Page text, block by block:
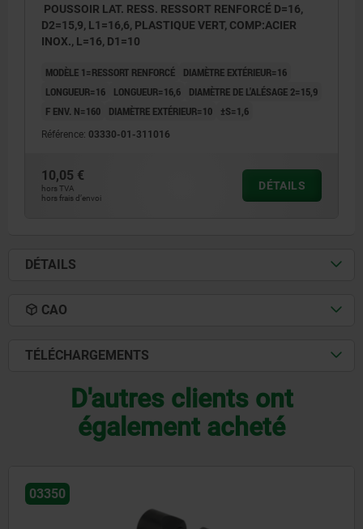
POUSSOIR LAT. RESS. RESSORT RENFORCÉ D=16,
D2=15,9, L1=16,6, PLASTIQUE VERT, COMP:ACIER
INOX., L=16, D1=10
MODÈLE 1=RESSORT RENFORCÉ
DIAMÈTRE EXTÉRIEUR=16
LONGUEUR=16
LONGUEUR=16,6
DIAMÈTRE DE L'ALÉSAGE 2=15,9
F ENV. N=160
DIAMÈTRE EXTÉRIEUR=10 ±S=1,6
Référence: 03330-01-311016
10,05 €
hors TVA
hors frais d’envoi
DÉTAILS
DÉTAILS
CAO
TÉLÉCHARGEMENTS
D'autres clients ont
également acheté